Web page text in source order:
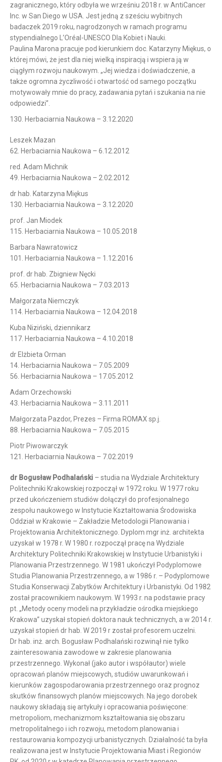
zagranicznego, który odbyła we wrześniu 2018 r. w AntiCancer
Inc. w San Diego w USA. Jest jedną z sześciu wybitnych
badaczek 2019 roku, nagrodzonych w ramach programu
stypendialnego L’Oréal-UNESCO Dla Kobiet i Nauki.
Paulina Marona pracuje pod kierunkiem doc. Katarzyny Miękus, o
której mówi, że jest dla niej wielką inspiracją i wspiera ją w
ciągłym rozwoju naukowym. „Jej wiedza i doświadczenie, a
także ogromna życzliwość i otwartość od samego początku
motywowały mnie do pracy, zadawania pytań i szukania na nie
odpowiedzi”.
130. Herbaciarnia Naukowa – 3.12.2020
Leszek Mazan
62. Herbaciarnia Naukowa – 6.12.2012
red. Adam Michnik
49. Herbaciarnia Naukowa – 2.02.2012
dr hab. Katarzyna Miękus
130. Herbaciarnia Naukowa – 3.12.2020
prof. Jan Miodek
115. Herbaciarnia Naukowa – 10.05.2018
Barbara Nawratowicz
101. Herbaciarnia Naukowa – 1.12.2016
prof. dr hab. Zbigniew Nęcki
65. Herbaciarnia Naukowa – 7.03.2013
Małgorzata Niemczyk
114. Herbaciarnia Naukowa – 12.04.2018
Kuba Niziński, dziennikarz
117. Herbaciarnia Naukowa – 4.10.2018
dr Elżbieta Orman
14. Herbaciarnia Naukowa – 7.05.2009
56. Herbaciarnia Naukowa – 17.05.2012
Adam Orzechowski
43. Herbaciarnia Naukowa – 3.11.2011
Małgorzata Pazdor, Prezes – Firma ROMAX sp.j.
88. Herbaciarnia Naukowa – 7.05.2015
Piotr Piwowarczyk
121. Herbaciarnia Naukowa – 7.02.2019
dr Bogusław Podhalański – studia na Wydziale Architektury
Politechniki Krakowskiej rozpoczął w 1972 roku. W 1977 roku
przed ukończeniem studiów dołączył do profesjonalnego
zespołu naukowego w Instytucie Kształtowania Środowiska
Oddział w Krakowie – Zakładzie Metodologii Planowania i
Projektowania Architektonicznego. Dyplom mgr inż. architekta
uzyskał w 1978 r. W 1980 r. rozpoczął pracę na Wydziale
Architektury Politechniki Krakowskiej w Instytucie Urbanistyki i
Planowania Przestrzennego. W 1981 ukończył Podyplomowe
Studia Planowania Przestrzennego, a w 1986 r. – Podyplomowe
Studia Konserwacji Zabytków Architektury i Urbanistyki. Od 1982
został pracownikiem naukowym. W 1993 r. na podstawie pracy
pt. „Metody oceny modeli na przykładzie ośrodka miejskiego
Krakowa” uzyskał stopień doktora nauk technicznych, a w 2014 r.
uzyskał stopień dr hab. W 2019 r został profesorem uczelni.
Dr hab. inż. arch. Bogusław Podhalański rozwinął nie tylko
zainteresowania zawodowe w zakresie planowania
przestrzennego. Wykonał (jako autor i współautor) wiele
opracowań planów miejscowych, studiów uwarunkowań i
kierunków zagospodarowania przestrzennego oraz prognoz
skutków finansowych planów miejscowych. Na jego dorobek
naukowy składają się artykuły i opracowania poświęcone:
metropoliom, mechanizmom kształtowania się obszaru
metropolitalnego i ich rozwoju, metodom planowania i
restaurowania kompozycji urbanistycznych. Działalność ta była
realizowana jest w Instytucie Projektowania Miast i Regionów